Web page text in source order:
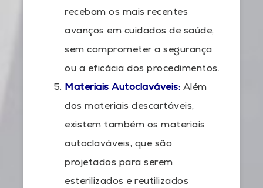
recebam os mais recentes
avanços em cuidados de saúde,
sem comprometer a segurança
ou a eficácia dos procedimentos.
Materiais Autoclaváveis: Além
dos materiais descartáveis,
existem também os materiais
autoclaváveis, que são
projetados para serem
esterilizados e reutilizados